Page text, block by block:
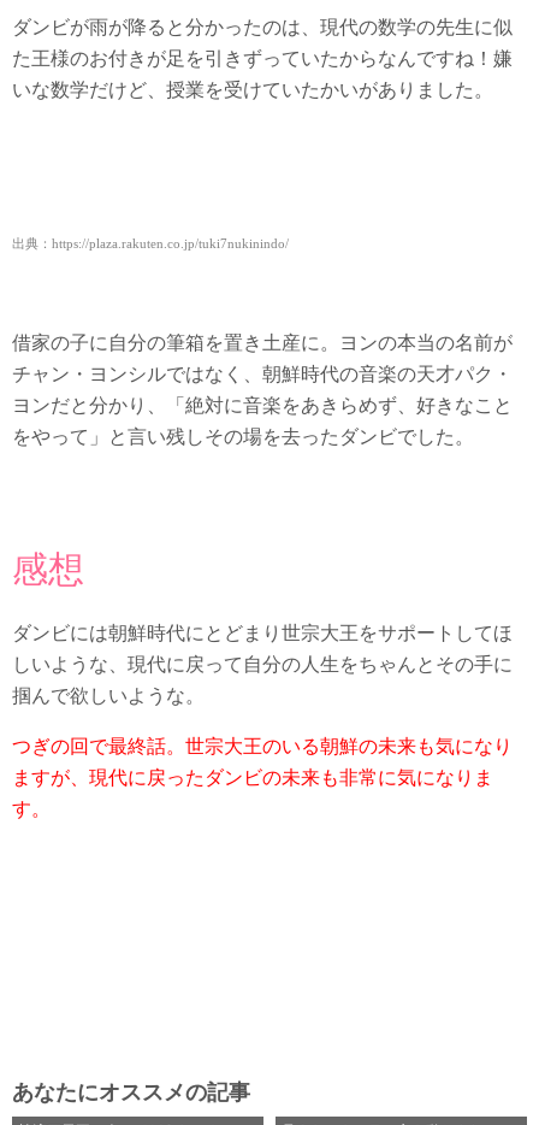
ダンビが雨が降ると分かったのは、現代の数学の先生に似
た王様のお付きが足を引きずっていたからなんですね！嫌
いな数学だけど、授業を受けていたかいがありました。
出典：https://plaza.rakuten.co.jp/tuki7nukinindo/
借家の子に自分の筆箱を置き土産に。ヨンの本当の名前が
チャン・ヨンシルではなく、朝鮮時代の音楽の天才パク・
ヨンだと分かり、「絶対に音楽をあきらめず、好きなこと
をやって」と言い残しその場を去ったダンビでした。
感想
ダンビには朝鮮時代にとどまり世宗大王をサポートしてほ
しいような、現代に戻って自分の人生をちゃんとその手に
掴んで欲しいような。
つぎの回で最終話。世宗大王のいる朝鮮の未来も気になり
ますが、現代に戻ったダンビの未来も非常に気になりま
す。
あなたにオススメの記事